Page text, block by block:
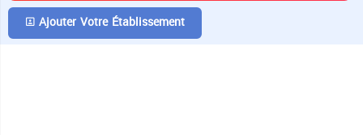
Ajouter Votre Établissement